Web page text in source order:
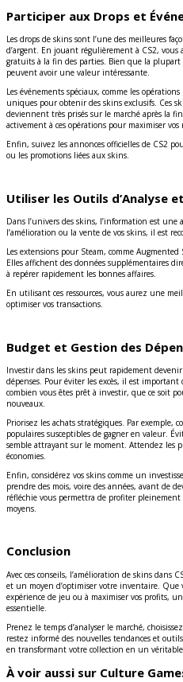
Participer aux Drops et
Les drops de skins sont l’une des meilleures
d’argent. En jouant régulièrement à CS2, vous
gratuits à la fin des parties. Bien que la plupart
peuvent avoir une valeur intéressante.
Les événements spéciaux, comme les
uniques pour obtenir des skins exclusifs. Ces
deviennent très prisés sur le marché après la
activement à ces opérations pour maximiser vos
Enfin, suivez les annonces officielles de CS2
ou les promotions liées aux skins.
Utiliser les Outils d’Analyse
Dans l’univers des skins, l’information est une
l’amélioration ou la vente de vos skins, il est
Les extensions pour Steam, comme
Elles affichent des données supplémentaires
à repérer rapidement les bonnes affaires.
En utilisant ces ressources, vous aurez une
optimiser vos transactions.
Budget et Gestion des
Investir dans les skins peut rapidement
dépenses. Pour éviter les excès, il est
combien vous êtes prêt à investir, que ce soit
nouveaux.
Priorisez les achats stratégiques. Par exemple,
populaires susceptibles de gagner en valeur.
semble attrayant sur le moment. Attendez les
économies.
Enfin, considérez vos skins comme un
prendre des mois, voire des années, avant de
réfléchie vous permettra de profiter pleinement
moyens.
Conclusion
Avec ces conseils, l’amélioration de skins dans
et un moyen d’optimiser votre inventaire. Que
expérience de jeu ou à maximiser vos profits,
essentielle.
Prenez le temps d’analyser le marché,
restez informé des nouvelles tendances et
en transformant votre collection en un
À voir aussi sur Culture